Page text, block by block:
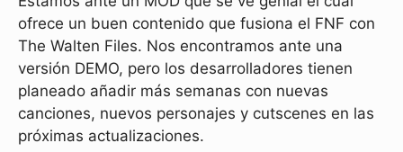
ofrece un buen contenido que fusiona el FNF con
The Walten Files. Nos encontramos ante una
versión DEMO, pero los desarrolladores tienen
planeado añadir más semanas con nuevas
canciones, nuevos personajes y cutscenes en las
próximas actualizaciones.